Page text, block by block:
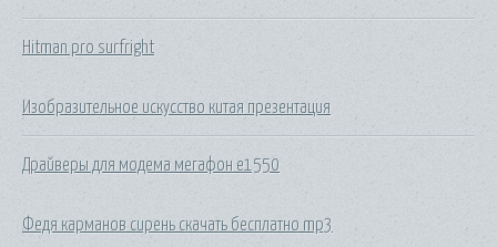
Hitman pro surfright
Изобразительное искусство китая презентация
Драйверы для модема мегафон e1550
Федя карманов сирень скачать бесплатно mp3